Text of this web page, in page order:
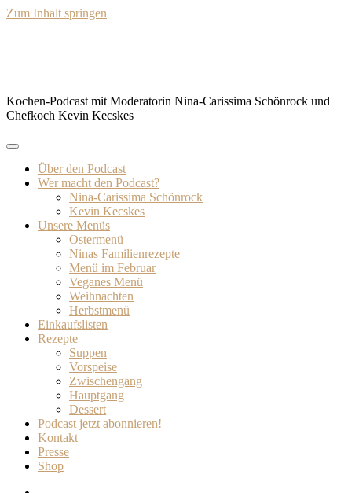
Zum Inhalt springen
Kochen-Podcast mit Moderatorin Nina-Carissima Schönrock und
Chefkoch Kevin Kecskes
Über den Podcast
Wer macht den Podcast?
Nina-Carissima Schönrock
Kevin Kecskes
Unsere Menüs
Ostermenü
Ninas Familienrezepte
Menü im Februar
Veganes Menü
Weihnachten
Herbstmenü
Einkaufslisten
Rezepte
Suppen
Vorspeise
Zwischengang
Hauptgang
Dessert
Podcast jetzt abonnieren!
Kontakt
Presse
Shop